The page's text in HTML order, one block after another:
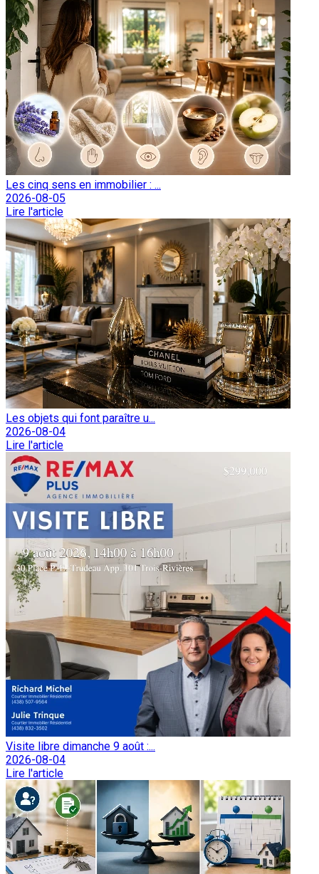
Les cinq sens en immobilier : ...
2026-08-05
Lire l'article
Les objets qui font paraître u...
2026-08-04
Lire l'article
Visite libre dimanche 9 août :...
2026-08-04
Lire l'article